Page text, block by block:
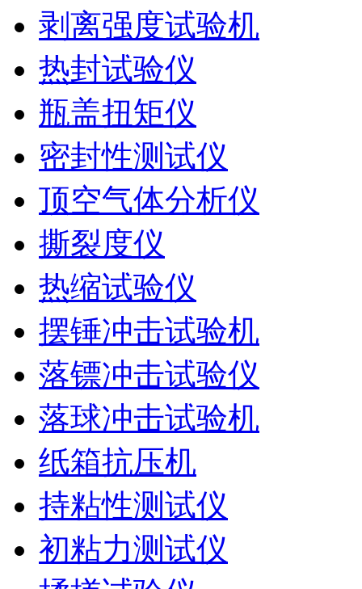
剥离强度试验机
热封试验仪
瓶盖扭矩仪
密封性测试仪
顶空气体分析仪
撕裂度仪
热缩试验仪
摆锤冲击试验机
落镖冲击试验仪
落球冲击试验机
纸箱抗压机
持粘性测试仪
初粘力测试仪